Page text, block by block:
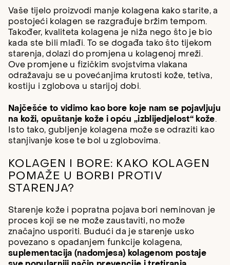
Vaše tijelo proizvodi manje kolagena kako starite, a
postojeći kolagen se razgrađuje bržim tempom.
Također, kvaliteta kolagena je niža nego što je bio
kada ste bili mlađi. To se događa tako što tijekom
starenja, dolazi do promjena u kolagenoj mreži.
Ove promjene u fizičkim svojstvima vlakana
odražavaju se u povećanjima krutosti kože, tetiva,
kostiju i zglobova u starijoj dobi.
Najčešće to vidimo kao bore koje nam se pojavljuju
na koži, opuštanje kože i opću „izblijedjelost“ kože.
Isto tako, gubljenje kolagena može se odraziti kao
stanjivanje kose te bol u zglobovima.
KOLAGEN I BORE: KAKO KOLAGEN
POMAŽE U BORBI PROTIV
STARENJA?
Starenje kože i popratna pojava bori neminovan je
proces koji se ne može zaustaviti, no može
značajno usporiti. Budući da je starenje usko
povezano s opadanjem funkcije kolagena,
suplementacija (nadomjesa) kolagenom postaje